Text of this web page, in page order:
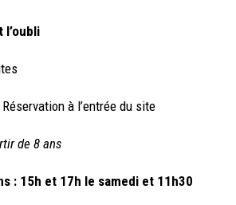
l’oubli
à l’entrée du site
de 8 ans
: 15h et 17h le samedi et 11h30